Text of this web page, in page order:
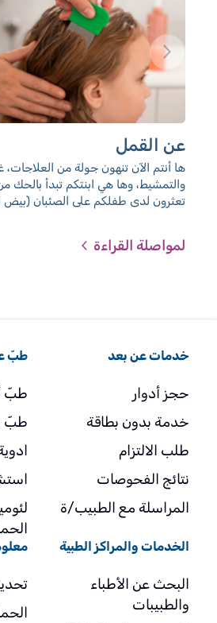
عن القمل
ها أنتم الآن تنهون جولة من العلاجات،
والتمشيط، وها هي ابنتكم تبدأ بالحك
تعثرون لدى طفلكم على الصئبان (بيض
لمواصلة القراءة
خدمات عن بعد
حجز أدوار
خدمة بدون بطاقة
طلب الالتزام
نتائج الفحوصات
المراسلة مع الطبيب/ة
طبّ
طبّ
طبّ
الخدمات والمراكز الطبية
البحث عن الأطباء
والطبيبات